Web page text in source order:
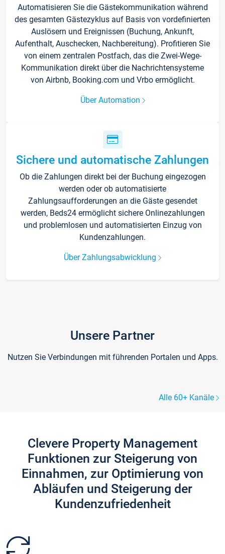
Automatisieren Sie die Gästekommunikation während
des gesamten Gästezyklus auf Basis von vordefinierten
Auslösern und Ereignissen (Buchung, Ankunft,
Aufenthalt, Auschecken, Nachbereitung). Profitieren Sie
von einem zentralen Postfach, das die Zwei-Wege-
Kommunikation direkt über die Nachrichtensysteme
von Airbnb, Booking.com und Vrbo ermöglicht.
Über Automation
Sichere und automatische Zahlungen
Ob die Zahlungen direkt bei der Buchung eingezogen
werden oder ob automatisierte
Zahlungsaufforderungen an die Gäste gesendet
werden, Beds24 ermöglicht sichere Onlinezahlungen
und problemlosen und automatisierten Einzug von
Kundenzahlungen.
Über Zahlungsabwicklung
Unsere Partner
Nutzen Sie Verbindungen mit führenden Portalen und Apps.
Alle 60+ Kanäle
Clevere Property Management
Funktionen zur Steigerung von
Einnahmen, zur Optimierung von
Abläufen und Steigerung der
Kundenzufriedenheit